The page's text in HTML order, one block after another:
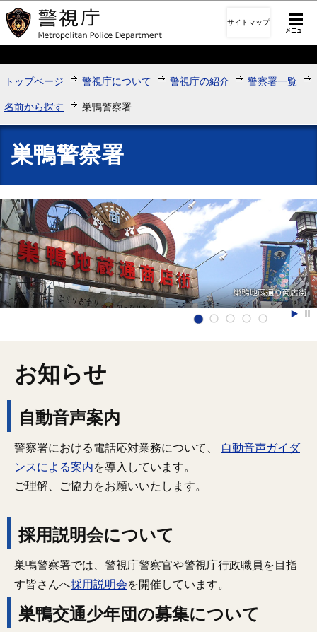
このページの本文へ移動
サイトマップ
トップページ 警視庁について 警視庁の紹介 警察署一覧
名前から探す 巣鴨警察署
巣鴨警察署
お知らせ
自動音声案内
警察署における電話応対業務について、
自動音声ガイダ
ンスによる案内を導入しています。
ご理解、ご協力をお願いいたします。
採用説明会について
巣鴨警察署では、警視庁警察官や警視庁行政職員を目指
す皆さんへ採用説明会を開催しています。
巣鴨交通少年団の募集について